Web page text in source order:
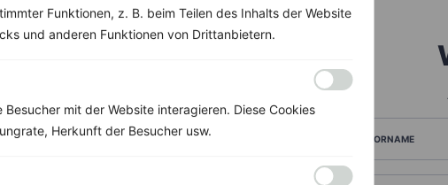
Funktionen, z. B. beim Teilen des Inhalts der Website
und anderen Funktionen von Drittanbietern.
mit der Website interagieren. Diese Cookies
Herkunft der Besucher usw.
VORNAME